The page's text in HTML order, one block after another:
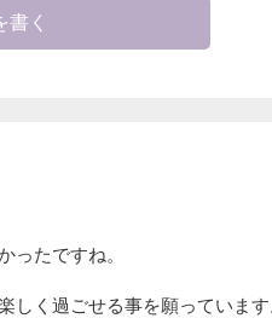
書く
ったですね。
しく過ごせる事を願っています